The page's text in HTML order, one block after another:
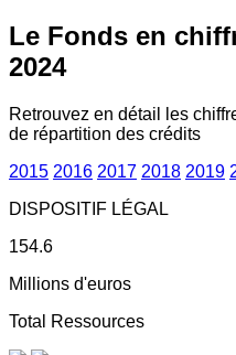
Le Fonds en
2024
Retrouvez en détail les
de répartition des crédits
2015 2016 2017 2018 2019
DISPOSITIF LÉGAL
154.6
Millions d'euros
Total Ressources